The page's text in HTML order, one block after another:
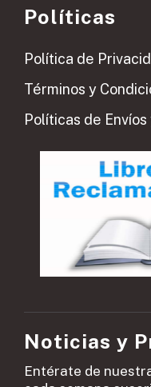
Políticas
Política de
Términos y
Políticas de
Noticias y
Entérate de